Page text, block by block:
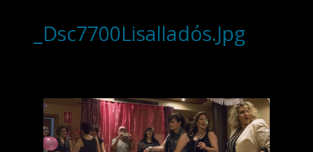
_Dsc7700Lisalladós.Jpg